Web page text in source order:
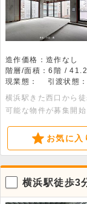
造作価格：造作なし
階層/面積：6階 /
現業態：
引渡状態
横浜駅きた西口から
可能な物件が募集開
立地です。また洗練
一層引き立て、ブラ
周辺住民・横浜駅利
認性・立地・デザイ
興味のある方はぜひ
お気に入
横浜駅徒歩3
視認性良好